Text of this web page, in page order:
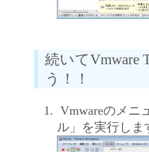
続いてVmware
う！！
Vmwareのメニ
ル」を実行しま